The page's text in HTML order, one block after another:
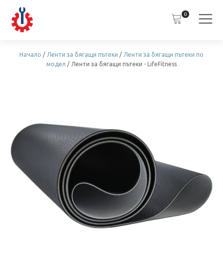
0
Начало / Ленти за бягащи пътеки / Ленти за бягащи пътеки по
модел / Ленти за бягащи пътеки - LifeFitness